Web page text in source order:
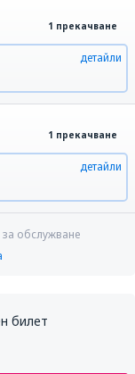
1 прекачване
детайли
1 прекачване
детайли
за обслужване
билет